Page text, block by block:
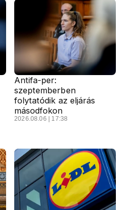
Antifa-per:
szeptemberben
folytatódik az eljárás
másodfokon
2026.08.06 | 17:38